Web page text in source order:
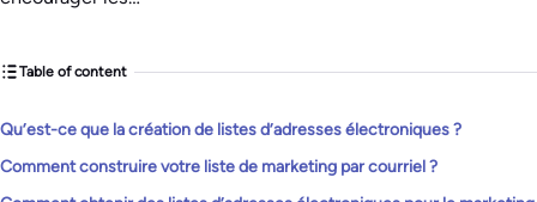
Table of content
Qu’est-ce que la création de listes d’adresses électroniques ?
Comment construire votre liste de marketing par courriel ?